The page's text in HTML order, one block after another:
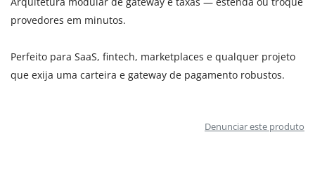
provedores em minutos.
Perfeito para SaaS, fintech, marketplaces e qualquer projeto
que exija uma carteira e gateway de pagamento robustos.
Denunciar este produto